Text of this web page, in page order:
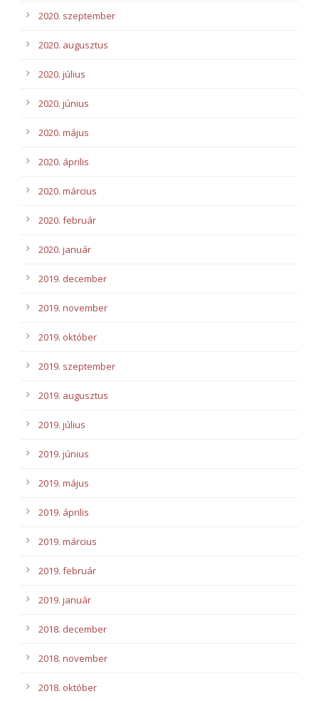
2020. szeptember
2020. augusztus
2020. július
2020. június
2020. május
2020. április
2020. március
2020. február
2020. január
2019. december
2019. november
2019. október
2019. szeptember
2019. augusztus
2019. július
2019. június
2019. május
2019. április
2019. március
2019. február
2019. január
2018. december
2018. november
2018. október